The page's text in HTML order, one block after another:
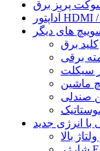
های دیگر
کلید برق
برقی
سیکلت
ماشین
صندلی
انرژی جدید
بالا